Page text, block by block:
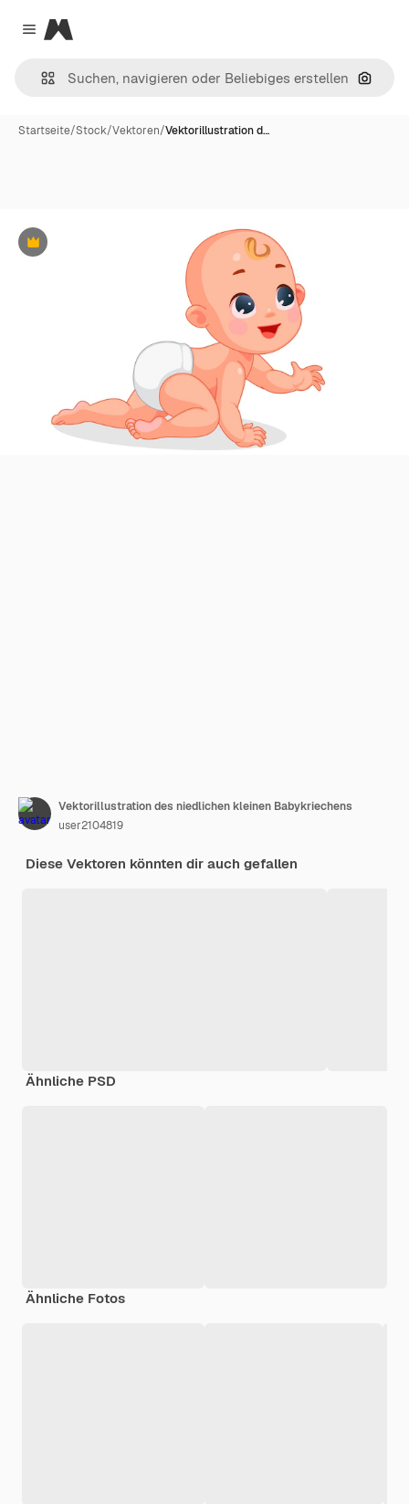
Close menu
Magnific
Nach
Startseite/Stock/Vektoren/Vektorillustration d…
Premium
Vektorillustration des niedlichen kleinen Babykriechens
user2104819
Diese Vektoren könnten dir auch gefallen
Ähnliche PSD
Ähnliche Fotos